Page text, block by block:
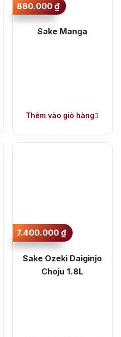
880.000₫
Sake Manga
Thêm vào giỏ hàng
7.400.000₫
Sake Ozeki Daiginjo
Choju 1.8L